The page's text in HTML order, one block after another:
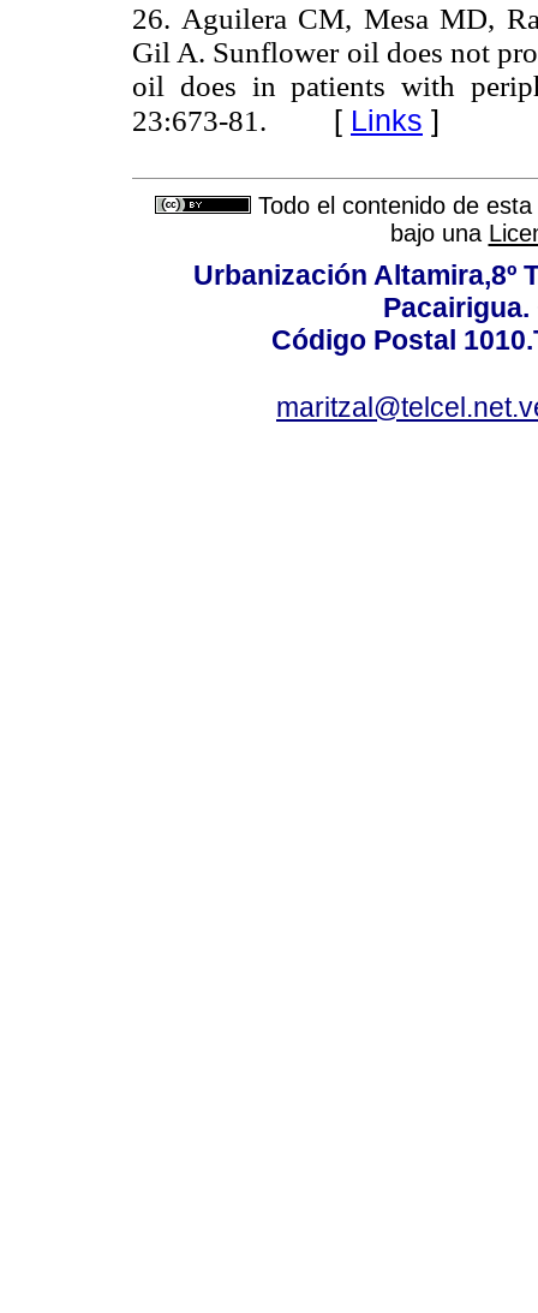
26. Aguilera CM, Mesa MD,
Gil A. Sunflower oil does not
oil does in patients with
23:673-81. [ Links ]
Todo el contenido de
bajo una
Urbanización Altamira,8º
Pacairigua.
Código Postal